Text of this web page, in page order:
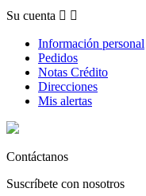
Su cuenta  
Información personal
Pedidos
Notas Crédito
Direcciones
Mis alertas
Contáctanos
Suscríbete con nosotros